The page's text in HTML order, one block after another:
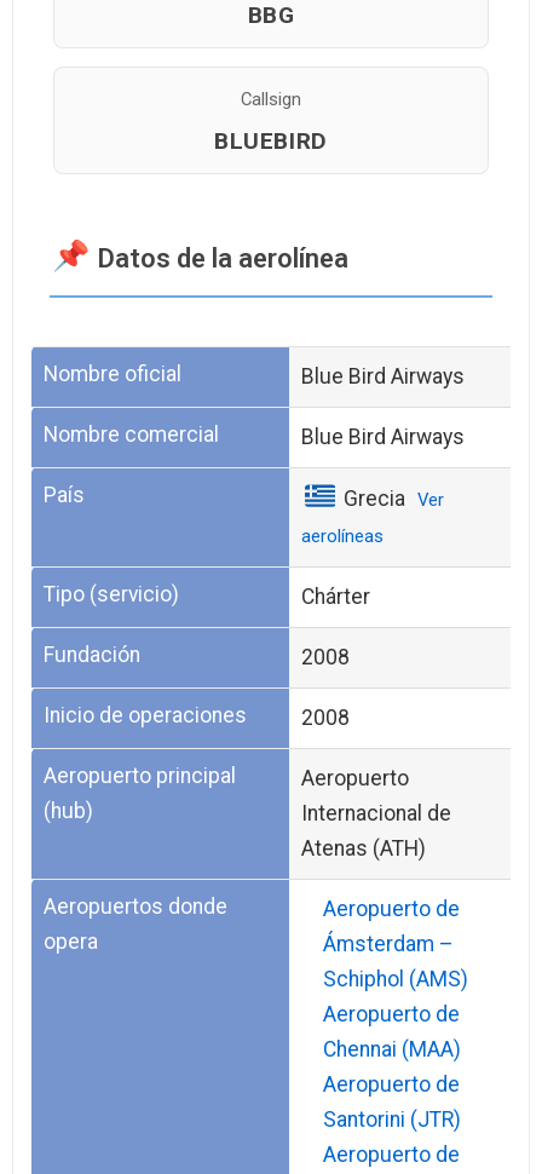
BBG
Callsign
BLUEBIRD
Datos de la aerolínea
Nombre oficial Blue Bird Airways
Nombre comercial Blue Bird Airways
País Grecia Ver
aerolíneas
Tipo (servicio) Chárter
Fundación 2008
Inicio de operaciones 2008
Aeropuerto principal
(hub)
Aeropuerto
Internacional de
Atenas (ATH)
Aeropuertos donde
opera
Aeropuerto de
Ámsterdam –
Schiphol (AMS)
Aeropuerto de
Chennai (MAA)
Aeropuerto de
Santorini (JTR)
Aeropuerto de